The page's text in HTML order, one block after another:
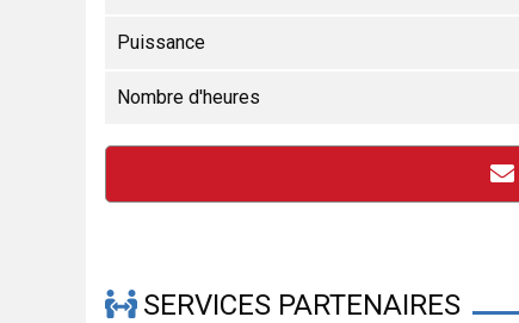
Puissance
Nombre d'heures
SERVICES PARTENAIRES